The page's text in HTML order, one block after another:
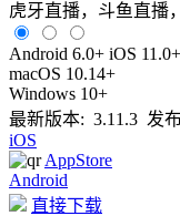
虎牙直播，斗鱼直播
Android 6.0+ iOS 11.0+
macOS 10.14+
Windows 10+
最新版本: 3.11.3 发
iOS
AppStore
Android
直接下载